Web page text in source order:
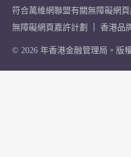
符合萬維網聯盟有關無障礙網
無障礙網頁嘉許計劃
香港品
© 2026 年香港金融管理局。版